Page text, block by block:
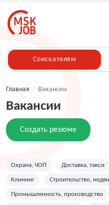
Соискателям
Главная / Вакансии
Вакансии
Создать резюме
Охрана, ЧОП Доставка, такси
Клининг Строительство,
Промышленность, производство